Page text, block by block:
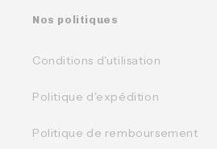
Nos politiques
Conditions d'utilisation
Politique d'expédition
Politique de remboursement